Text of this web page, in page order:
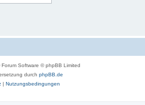
Forum Software © phpBB Limited
durch phpBB.de
| Nutzungsbedingungen